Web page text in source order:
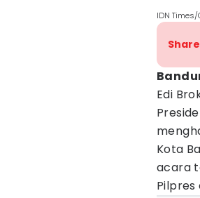
IDN
Edi
Kota
acara
Pilpres